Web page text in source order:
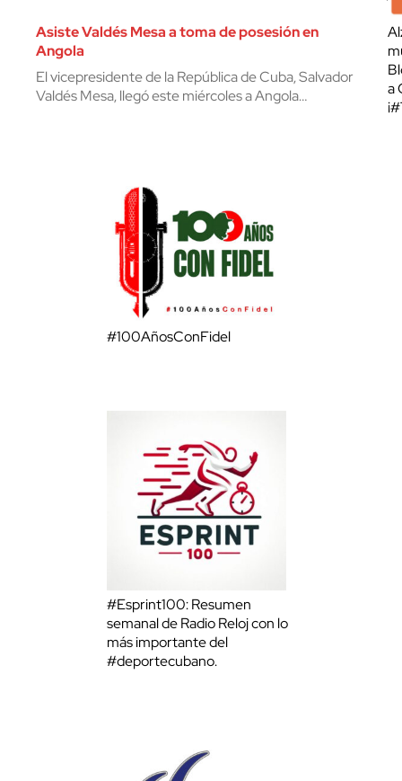
Asiste Valdés Mesa a toma de posesión en
Angola
El vicepresidente de la República de Cuba, Salvador
Valdés Mesa, llegó este miércoles a Angola…
a
#100AñosConFidel
#Esprint100: Resumen
semanal de Radio Reloj con lo
más importante del
#deportecubano.